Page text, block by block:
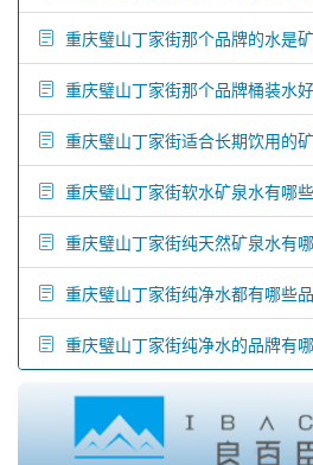
重庆璧山丁家街那个品牌的水是
重庆璧山丁家街那个品牌桶装水好
重庆璧山丁家街适合长期饮用的
重庆璧山丁家街软水矿泉水有哪
重庆璧山丁家街纯天然矿泉水有
重庆璧山丁家街纯净水都有哪些
重庆璧山丁家街纯净水的品牌有